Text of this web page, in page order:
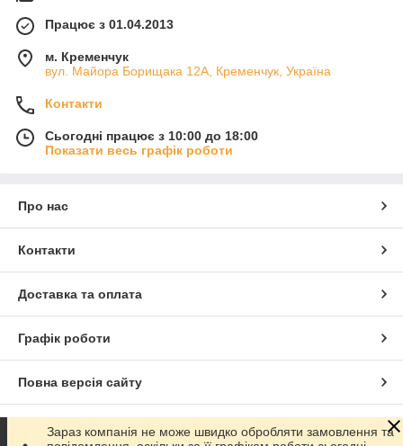
Працює з 01.04.2013
м. Кременчук
вул. Майора Борищака 12А, Кременчук, Україна
Контакти
Сьогодні працює з 10:00 до 18:00
Показати весь графік роботи
Про нас
Контакти
Доставка та оплата
Графік роботи
Повна версія сайту
Сайт створено на маркетплейсі Prom.ua
Зараз компанія не може швидко обробляти замовлення та